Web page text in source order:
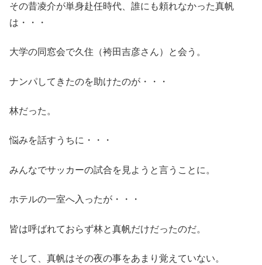
その昔凌介が単身赴任時代、誰にも頼れなかった真帆
は・・・
大学の同窓会で久住（袴田吉彦さん）と会う。
ナンパしてきたのを助けたのが・・・
林だった。
悩みを話すうちに・・・
みんなでサッカーの試合を見ようと言うことに。
ホテルの一室へ入ったが・・・
皆は呼ばれておらず林と真帆だけだったのだ。
そして、真帆はその夜の事をあまり覚えていない。